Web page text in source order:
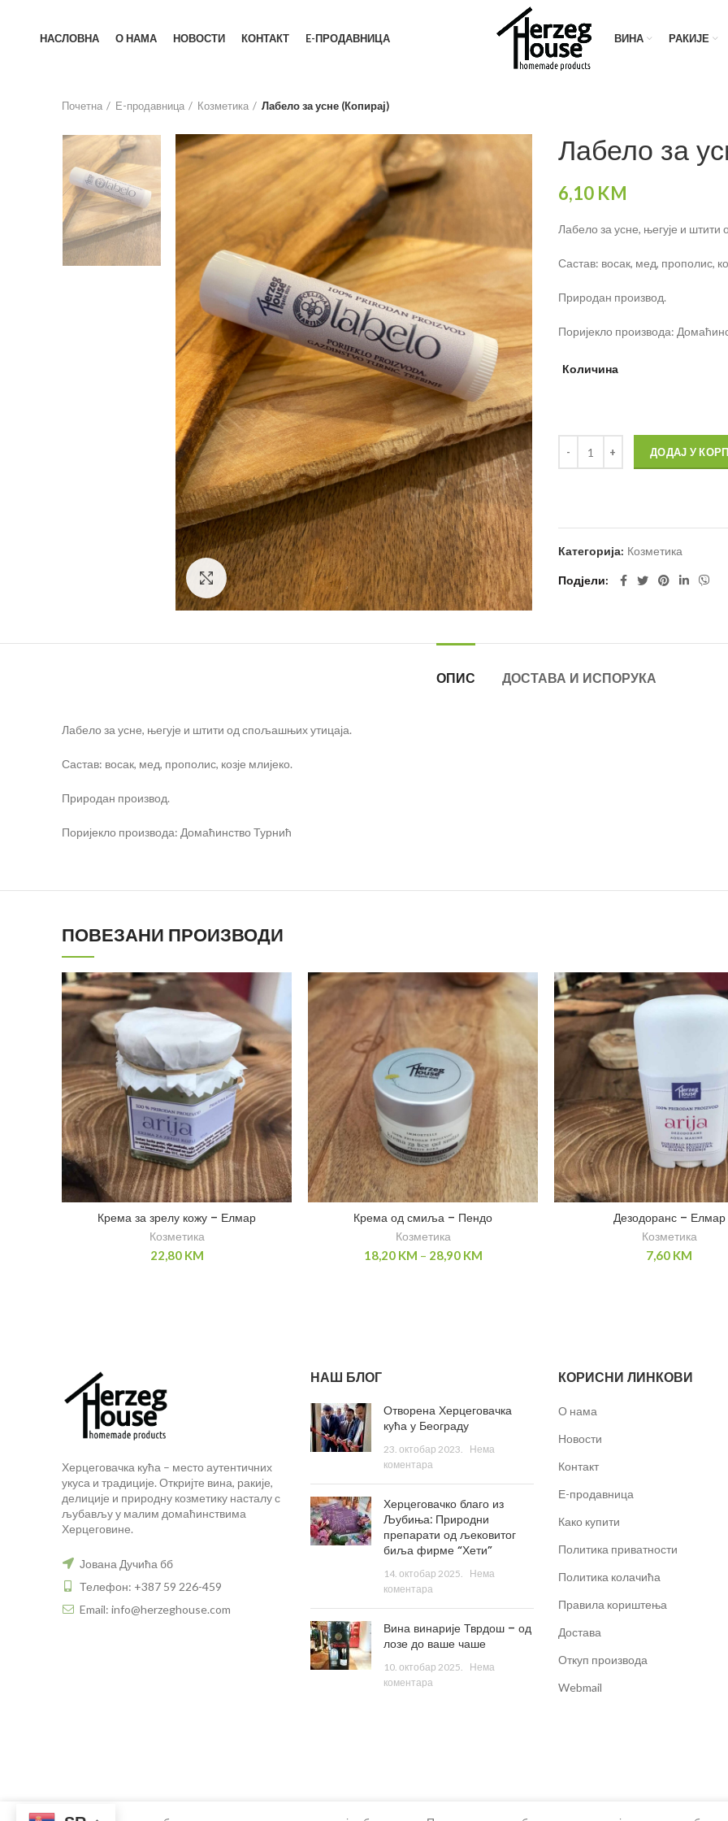
НАСЛОВНА О НАМА НОВОСТИ КОНТАКТ E-ПРОДАВНИЦА ВИНА РАКИЈЕ
Почетна Е-продавница Козметика Лабело за усне (Копирај)
Click to enlarge
Лабело за
6,10 KM
Лабело за усне, његује и
Састав: восак, мед, прополис,
Природан производ.
Поријекло производа:
Количина
ДОДАЈ У
Категорија: Козметика
Подјели
ОПИС ДОСТАВА И ИСПОРУКА
Лабело за усне, његује и штити од спољашњих утицаја.
Састав: восак, мед, прополис, козје млијеко.
Природан производ.
Поријекло производа: Домаћинство Турнић
ПОВЕЗАНИ ПРОИЗВОДИ
Крема за зрелу кожу – Елмар
Козметика
22,80 KM
Крема од смиља – Пендо
Козметика
18,20 KM – 28,90 KM
Дезодоранс – Елмар
Козметика
7,60 KM
Херцеговачка кућа – место аутентичних
укуса и традиције. Откријте вина, ракије,
делиције и природну козметику насталу с
љубављу у малим домаћинствима
Херцеговине.
Јована Дучића бб
Телефон: +387 59 226-459
Email: info@herzeghouse.com
НАШ БЛОГ
Отворена Херцеговачка
кућа у Београду
23. октобар 2023.
Нема
коментара
Херцеговачко благо из
Љубиња: Природни
препарати од љековитог
биља фирме “Хети”
14. октобар 2025.
Нема
коментара
Вина винарије Тврдош – од
лозе до ваше чаше
10. октобар 2025.
Нема
коментара
КОРИСНИ ЛИНКОВИ
О нама
Новости
Контакт
Е-продавница
Како купити
Политика приватности
Политика колачића
Правила кориштења
Достава
Откуп производа
Webmail